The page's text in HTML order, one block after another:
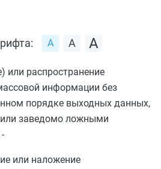
или распространение
информации без
порядке выходных данных,
заведомо ложными
или наложение